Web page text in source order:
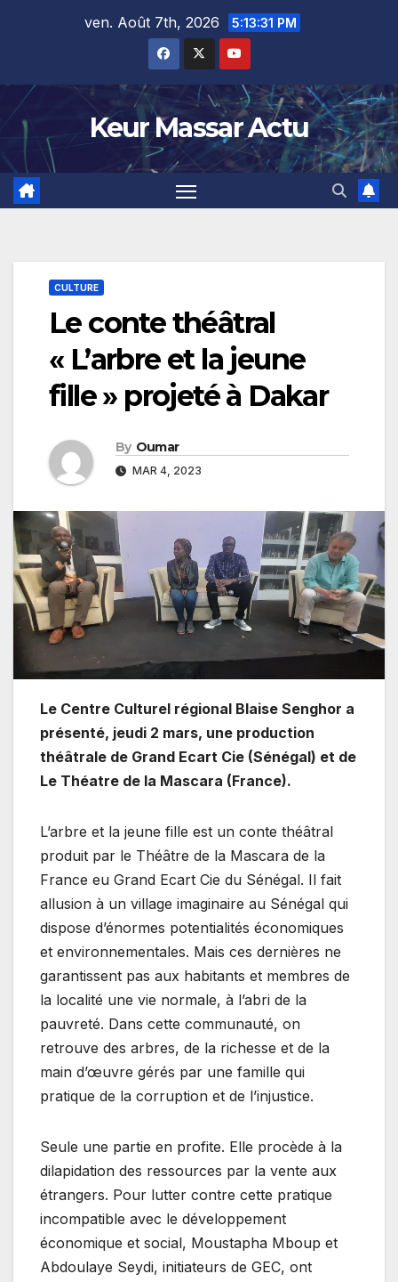
ven. Août 7th, 2026 5:13:31 PM
Keur Massar Actu
CULTURE
Le conte théâtral
« L’arbre et la jeune
fille » projeté à Dakar
By Oumar
MAR 4, 2023
Le Centre Culturel régional Blaise Senghor a
présenté, jeudi 2 mars, une production
théâtrale de Grand Ecart Cie (Sénégal) et de
Le Théatre de la Mascara (France).
L’arbre et la jeune fille est un conte théâtral
produit par le Théâtre de la Mascara de la
France eu Grand Ecart Cie du Sénégal. Il fait
allusion à un village imaginaire au Sénégal qui
dispose d’énormes potentialités économiques
et environnementales. Mais ces dernières ne
garantissent pas aux habitants et membres de
la localité une vie normale, à l’abri de la
pauvreté. Dans cette communauté, on
retrouve des arbres, de la richesse et de la
main d’œuvre gérés par une famille qui
pratique de la corruption et de l’injustice.
Seule une partie en profite. Elle procède à la
dilapidation des ressources par la vente aux
étrangers. Pour lutter contre cette pratique
incompatible avec le développement
économique et social, Moustapha Mboup et
Abdoulaye Seydi, initiateurs de GEC, ont